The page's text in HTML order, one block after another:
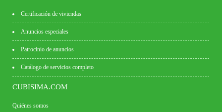
Certificación de viviendas
Anuncios especiales
Patrocinio de anuncios
Catálogo de servicios completo
CUBISIMA.COM
Quiénes somos